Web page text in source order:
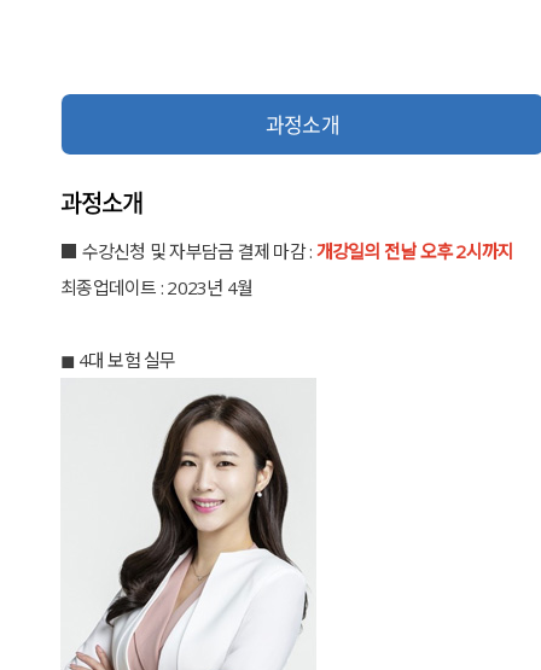
과정소개
과정소개
■ 수강신청 및 자부담금 결제 마감 : 개강일의 전날 오후 2시까지
최종업데이트 : 2023년 4월
◼︎ 4대 보험 실무